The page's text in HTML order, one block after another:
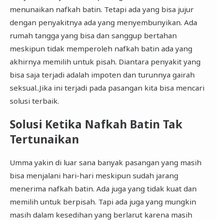
menunaikan nafkah batin. Tetapi ada yang bisa jujur
dengan penyakitnya ada yang menyembunyikan. Ada
rumah tangga yang bisa dan sanggup bertahan
meskipun tidak memperoleh nafkah batin ada yang
akhirnya memilih untuk pisah. Diantara penyakit yang
bisa saja terjadi adalah impoten dan turunnya gairah
seksual..Jika ini terjadi pada pasangan kita bisa mencari
solusi terbaik.
Solusi Ketika Nafkah Batin Tak
Tertunaikan
Umma yakin di luar sana banyak pasangan yang masih
bisa menjalani hari-hari meskipun sudah jarang
menerima nafkah batin. Ada juga yang tidak kuat dan
memilih untuk berpisah. Tapi ada juga yang mungkin
masih dalam kesedihan yang berlarut karena masih